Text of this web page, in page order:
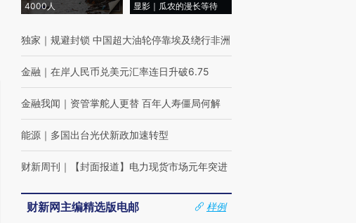
4000人
显影｜瓜农的漫长等待
独家 ｜ 规避封锁 中国超大油轮停靠埃及绕行非洲
金融 ｜ 在岸人民币兑美元汇率连日升破6.75
金融我闻 ｜ 资管掌舵人更替 百年人寿僵局何解
能源 ｜ 多国出台光伏新政加速转型
财新周刊 ｜ 【封面报道】电力现货市场元年突进
财新网主编精选版电邮
样例